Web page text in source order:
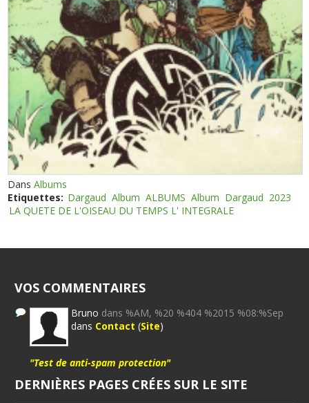
DansAlbums
Etiquettes: Dargaud Album ALBUMS Album Dargaud 2023
LA QUETE DE L'OISEAU DU TEMPS L' INTEGRALE
VOS COMMENTAIRES
Bruno dans %AM, %20 %404 %2015 %08:%Sep
dans Contact (Site)
"Test de anti-spam protection"
DERNIÈRES PAGES CRÉES SUR LE SITE